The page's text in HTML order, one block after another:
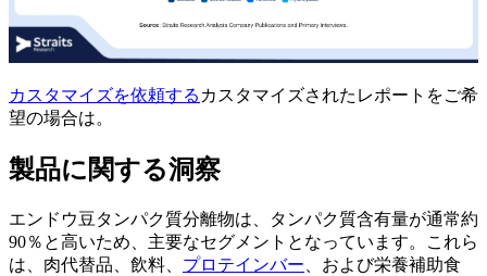
カスタマイズを依頼する カスタマイズされたレポートをご希
望の場合は。
製品に関する洞察
エンドウ豆タンパク質分離物は、タンパク質含有量が通常約
90％と高いため、主要なセグメントとなっています。これら
は、肉代替品、飲料、 プロテインバー 、および栄養補助食